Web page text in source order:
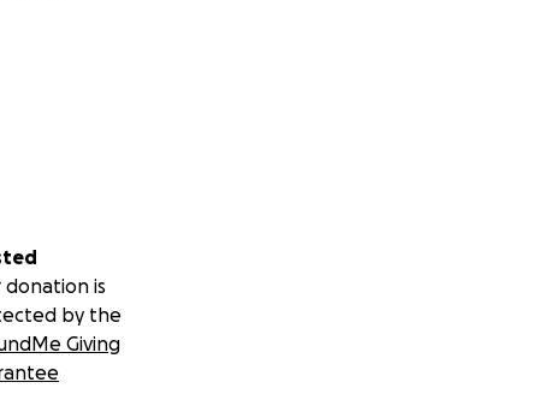
donation is
by the
Giving